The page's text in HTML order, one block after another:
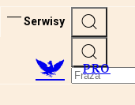
Serwisy
PRO